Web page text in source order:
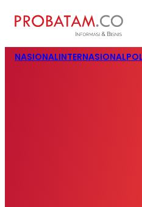
NASIONALINTERNASIONAL